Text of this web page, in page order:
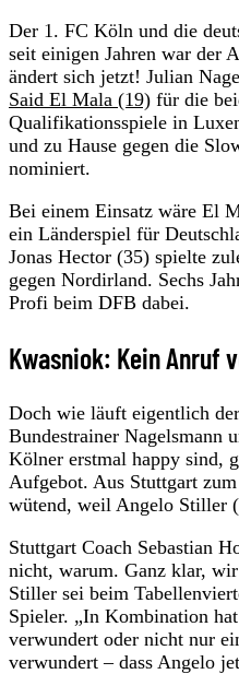
Der 1. FC Köln und die
seit einigen Jahren war der
ändert sich jetzt! Julian
Said El Mala (19) für die
Qualifikationsspiele in
und zu Hause gegen die
nominiert.
Bei einem Einsatz wäre El
ein Länderspiel für
Jonas Hector (35) spielte
gegen Nordirland. Sechs
Profi beim DFB dabei.
Kwasniok: Kein Anruf
Doch wie läuft eigentlich
Bundestrainer Nagelsmann
Kölner erstmal happy sind,
Aufgebot. Aus Stuttgart
wütend, weil Angelo Stiller
Stuttgart Coach Sebastian
nicht, warum. Ganz klar,
Stiller sei beim
Spieler. „In Kombination
verwundert oder nicht nur
verwundert – dass Angelo